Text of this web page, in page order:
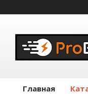
Главная